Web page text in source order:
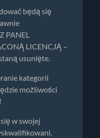
będą się
PANEL
LICENCJĄ –
usunięte.
kategorii
możliwości
w swojej